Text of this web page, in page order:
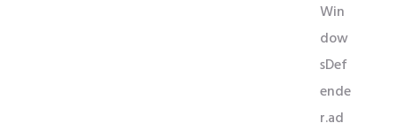
Win
dow
sDef
ende
r.ad